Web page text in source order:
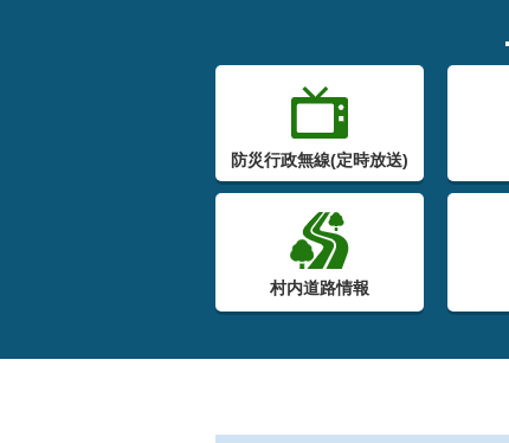
防災行政無線(定時放送)
村内道路情報